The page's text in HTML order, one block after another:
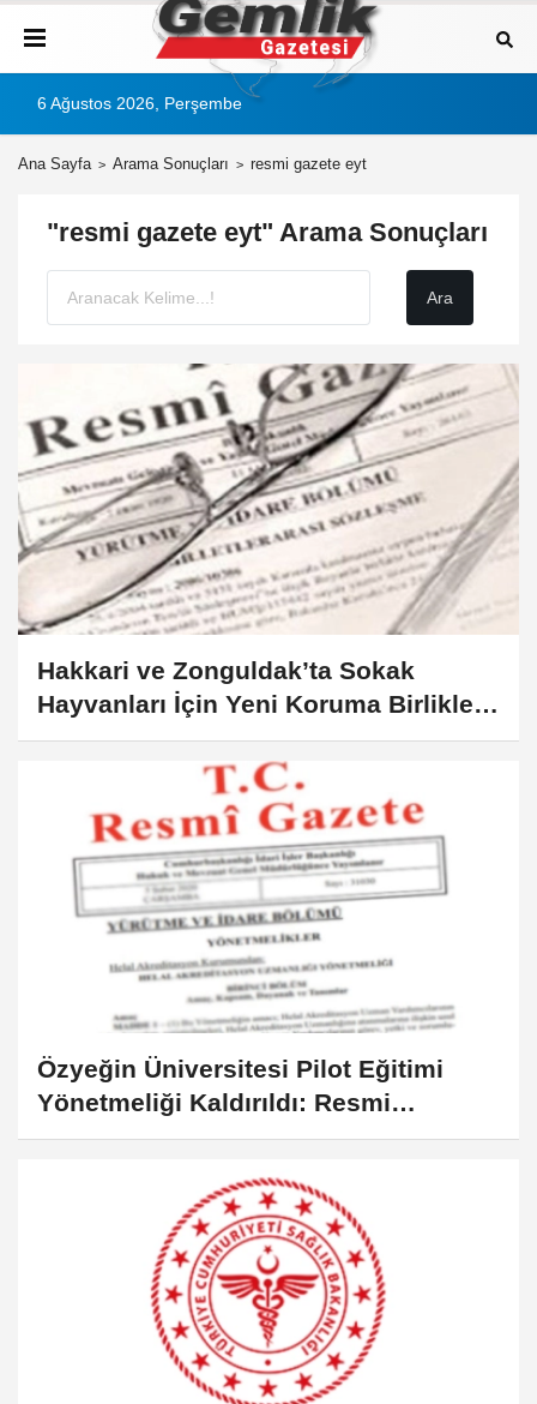
6 Ağustos 2026, Perşembe
Ana Sayfa Arama Sonuçları resmi gazete eyt
"resmi gazete eyt" Arama Sonuçları
Hakkari ve Zonguldak’ta Sokak
Hayvanları İçin Yeni Koruma Birlikleri
Kuruluyor
Özyeğin Üniversitesi Pilot Eğitimi
Yönetmeliği Kaldırıldı: Resmi
Gazete'de Yeni Düzenlemeler